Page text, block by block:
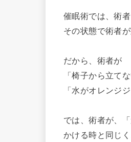
催眠術では、術
その状態で術者
だから、術者が
「椅子から立て
「水がオレンジ
では、術者が、
かける時と同じ